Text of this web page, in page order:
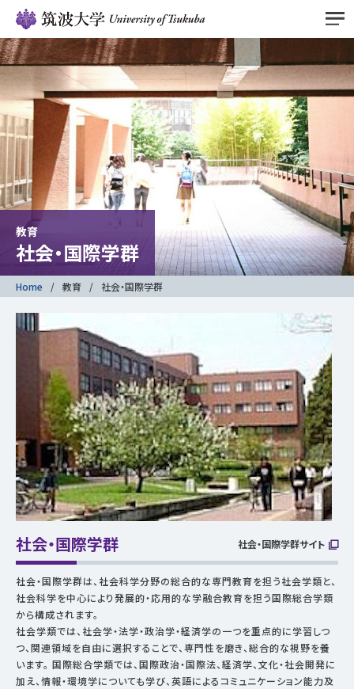
教育
社会・国際学群
Home 教育 社会・国際学群
社会・国際学群 社会・国際学群サイト
社会・国際学群は、社会科学分野の総合的な専門教育を担う社会学類と、
社会科学を中心により発展的・応用的な学融合教育を担う国際総合学類
から構成されます。
社会学類では、社会学・法学・政治学・経済学の一つを重点的に学習しつ
つ、関連領域を自由に選択することで、専門性を磨き、総合的な視野を養
います。 国際総合学類では、国際政治・国際法、経済学、文化・社会開発に
加え、情報・環境学についても学び、英語によるコミュニケーション能力及